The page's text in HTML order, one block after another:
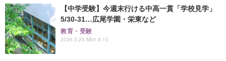
【中学受験】今週末行ける中高一貫「学校見学」
5/30-31…広尾学園・栄東など
教育・受験
2026.5.25 Mon 9:15